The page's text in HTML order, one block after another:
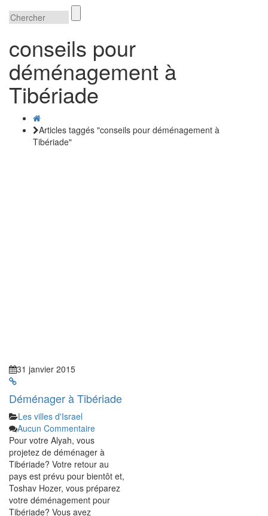
conseils pour
déménagement à
Tibériade
Articles taggés "conseils pour déménagement à
Tibériade"
31 janvier 2015
Déménager à Tibériade
Les villes d'Israel
Aucun Commentaire
Pour votre Alyah, vous
projetez de déménager à
Tibériade? Votre retour au
pays est prévu pour bientôt et,
Toshav Hozer, vous préparez
votre déménagement pour
Tibériade? Vous avez